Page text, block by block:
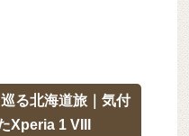
る北海道旅｜気付
Xperia 1 VIII